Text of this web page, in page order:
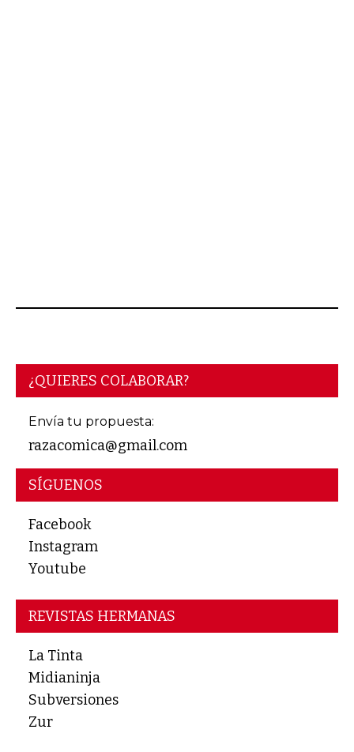
¿QUIERES COLABORAR?
Envía tu propuesta:
razacomica@gmail.com
SÍGUENOS
Facebook
Instagram
Youtube
REVISTAS HERMANAS
La Tinta
Midianinja
Subversiones
Zur